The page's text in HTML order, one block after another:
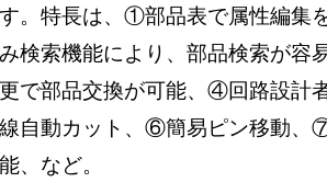
。特長は、①部品表で属性編集
検索機能により、部品検索が容
で部品交換が可能、④回路設計
自動カット、⑥簡易ピン移動、
、など。